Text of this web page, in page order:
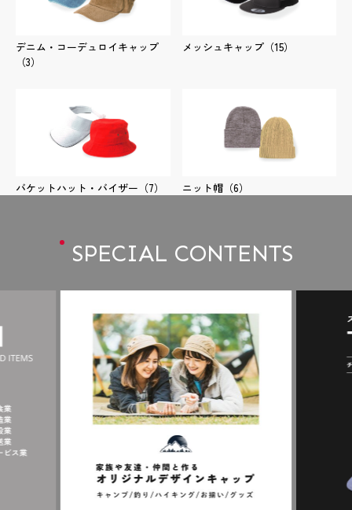
デニム・コーデュロイキャップ
（3）
メッシュキャップ（15）
バケットハット・バイザー （7） ニット帽（6）
SPECIAL CONTENTS